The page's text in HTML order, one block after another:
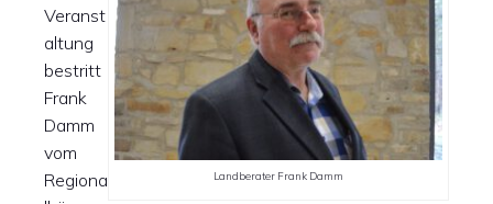
Landberater Frank Damm
Veranst
altung
bestritt
Frank
Damm
vom
Regiona